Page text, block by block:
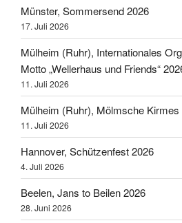
Münster, Sommersend 2026
17. Juli 2026
Mülheim (Ruhr), Internationales
Motto „Wellerhaus und Friends“
11. Juli 2026
Mülheim (Ruhr), Mölmsche Kirmes
11. Juli 2026
Hannover, Schützenfest 2026
4. Juli 2026
Beelen, Jans to Beilen 2026
28. Juni 2026